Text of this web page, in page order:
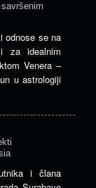
odnose se na
za idealnim
Venera –
u astrologiji
i člana